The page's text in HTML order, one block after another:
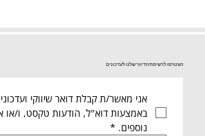
הצטרפו לרשימת הדיוור שלנו לעדכונים
נוספים. *